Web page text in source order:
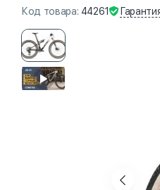
Код товара: 44261